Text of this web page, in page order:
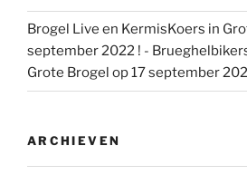
Brogel Live en KermisKoers in
september 2022 ! -
Grote Brogel op 17 september
ARCHIEVEN